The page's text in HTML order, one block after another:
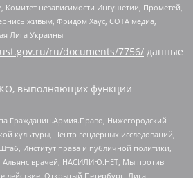
Комитет независимости Ингушетии, Прометей,
живым, Фридом Хаус, СОТА медиа,
Лига Украины
ru/documents/7756/ данные
выполняющих функции
Гражданин.Армия.Право, Нижегородский
культуры, Центр гендерных исследований,
Институт права и публичной политики,
Альянс врачей, НАСИЛИЮ.НЕТ, Мы против
Открытый Петербург, Лига